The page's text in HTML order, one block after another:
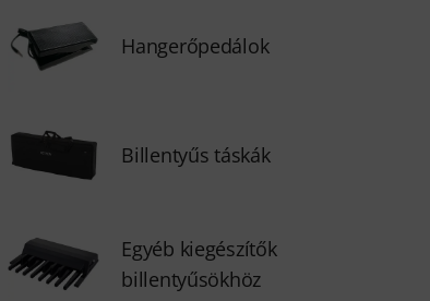
Hangerőpedálok
Billentyűs táskák
Egyéb kiegészítők
billentyűsökhöz